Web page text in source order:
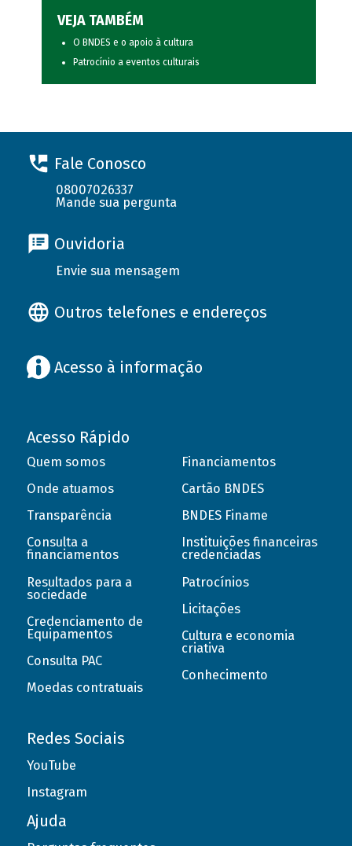
VEJA TAMBÉM
O BNDES e o apoio à cultura
Patrocínio a eventos culturais
Fale Conosco
08007026337
Mande sua pergunta
Ouvidoria
Envie sua mensagem
Outros telefones e endereços
Acesso à informação
Acesso Rápido
Quem somos
Onde atuamos
Transparência
Consulta a
financiamentos
Resultados para a
sociedade
Credenciamento de
Equipamentos
Consulta PAC
Moedas contratuais
Financiamentos
Cartão BNDES
BNDES Finame
Instituições financeiras
credenciadas
Patrocínios
Licitações
Cultura e economia
criativa
Conhecimento
Redes Sociais
YouTube
Instagram
Ajuda